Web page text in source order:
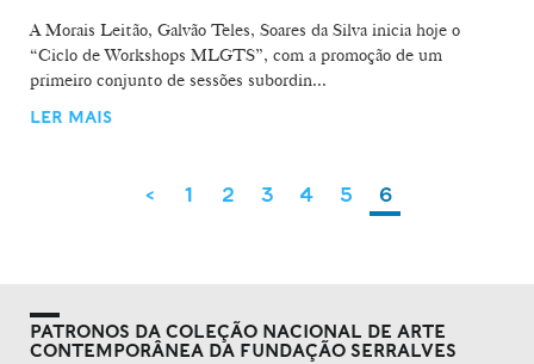
A Morais Leitão, Galvão Teles, Soares da Silva inicia hoje o
“Ciclo de Workshops MLGTS”, com a promoção de um
primeiro conjunto de sessões subordin...
LER MAIS
< 1 2 3 4 5 6
PATRONOS DA COLEÇÃO NACIONAL DE ARTE
CONTEMPORÂNEA DA FUNDAÇÃO SERRALVES